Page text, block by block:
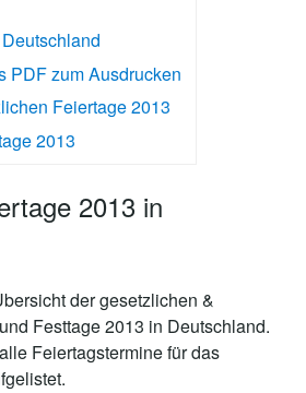
PDF zum Ausdrucken
Feiertage 2013
2013
2013 in
der gesetzlichen &
Festtage 2013 in Deutschland.
Feiertagstermine für das